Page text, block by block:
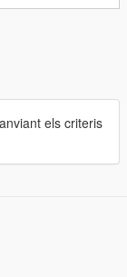
els criteris